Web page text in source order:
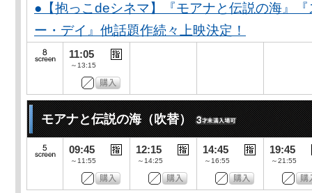
●【抱っこdeシネマ】『モアナと伝説の海』
ー・デイ』他話題作続々上映決定！
11:05
～13:15
モアナと伝説の海（吹替）
09:45
～11:55
12:15
～14:25
14:45
～16:55
19:45
～21:55